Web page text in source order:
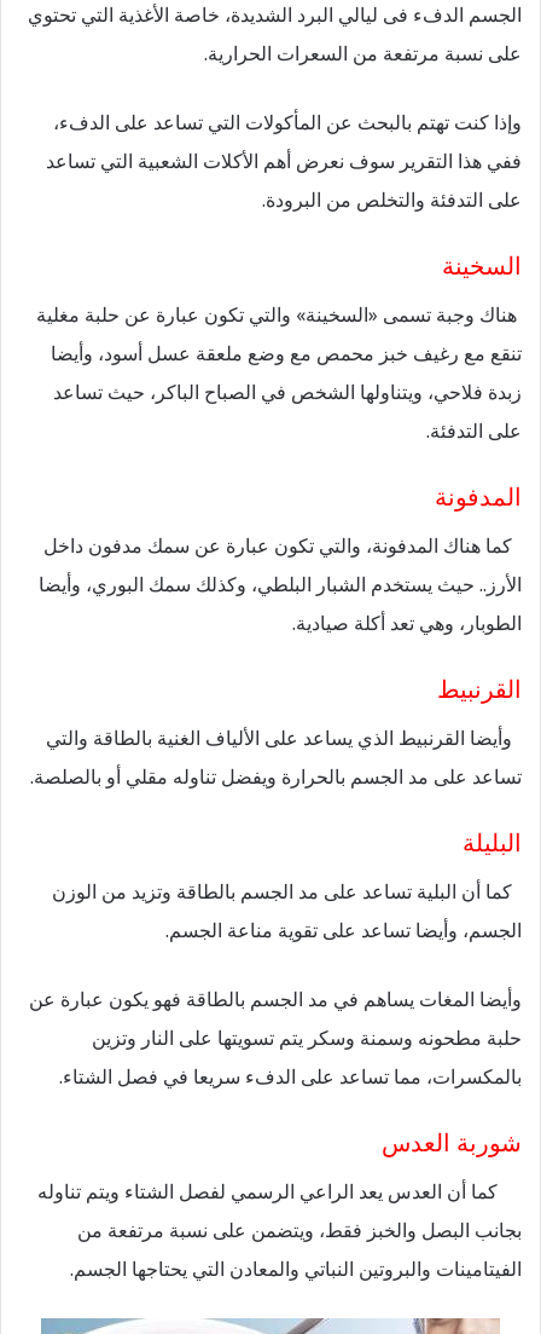
الجسم الدفء فى ليالي البرد الشديدة، خاصة الأغذية التي تحتوي
على نسبة مرتفعة من السعرات الحرارية.
وإذا كنت تهتم بالبحث عن المأكولات التي تساعد على الدفء،
ففي هذا التقرير سوف نعرض أهم الأكلات الشعبية التي تساعد
على التدفئة والتخلص من البرودة.
السخينة
هناك وجبة تسمى «السخينة» والتي تكون عبارة عن حلبة مغلية
تنقع مع رغيف خبز محمص مع وضع ملعقة عسل أسود، وأيضا
زبدة فلاحي، ويتناولها الشخص في الصباح الباكر، حيث تساعد
على التدفئة.
المدفونة
كما هناك المدفونة، والتي تكون عبارة عن سمك مدفون داخل
الأرز.. حيث يستخدم الشبار البلطي، وكذلك سمك البوري، وأيضا
الطوبار، وهي تعد أكلة صيادية.
القرنبيط
وأيضا القرنبيط الذي يساعد على الألياف الغنية بالطاقة والتي
تساعد على مد الجسم بالحرارة ويفضل تناوله مقلي أو بالصلصة.
البليلة
كما أن البلية تساعد على مد الجسم بالطاقة وتزيد من الوزن
الجسم، وأيضا تساعد على تقوية مناعة الجسم.
وأيضا المغات يساهم في مد الجسم بالطاقة فهو يكون عبارة عن
حلبة مطحونه وسمنة وسكر يتم تسويتها على النار وتزين
بالمكسرات، مما تساعد على الدفء سريعا في فصل الشتاء.
شوربة العدس
كما أن العدس يعد الراعي الرسمي لفصل الشتاء ويتم تناوله
بجانب البصل والخبز فقط، ويتضمن على نسبة مرتفعة من
الفيتامينات والبروتين النباتي والمعادن التي يحتاجها الجسم.